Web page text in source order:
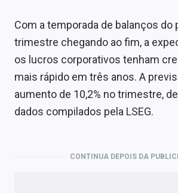
Com a temporada de balanços do
trimestre chegando ao fim, a
os lucros corporativos tenham
mais rápido em três anos. A
aumento de 10,2% no trimestre,
dados compilados pela LSEG.
CONTINUA DEPOIS DA